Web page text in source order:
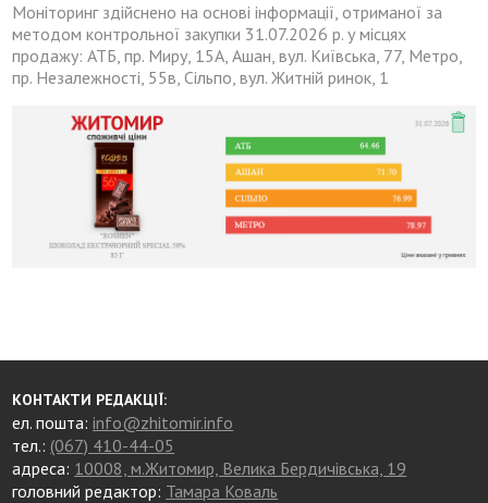
Моніторинг здійснено на основі інформації, отриманої за
методом контрольної закупки 31.07.2026 р. у місцях
продажу: АТБ, пр. Миру, 15А, Ашан, вул. Київська, 77, Метро,
пр. Незалежності, 55в, Сільпо, вул. Житній ринок, 1
КОНТАКТИ РЕДАКЦІЇ:
ел. пошта:info@zhitomir.info
тел.: (067) 410-44-05
адреса: 10008, м.Житомир, Велика Бердичівська, 19
головний редактор: Тамара Коваль